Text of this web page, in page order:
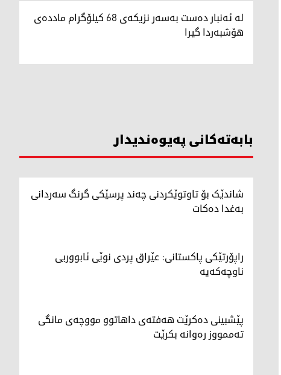
لە ئەنبار دەست بەسەر نزیکەی 68 کیلۆگرام ماددەی
هۆشبەردا گیرا
بابەتەکانی پەیوەندیدار
شاندێک بۆ تاوتوێکردنی چەند پرسێکی گرنگ سەردانی
بەغدا دەکات
راپۆرتێکی پاکستانی: عێراق پردی نوێی ئابووریی
ناوچەکەیە
پێشبینی دەکرێت هەفتەی داهاتوو مووچەی مانگی
تەممووز رەوانە بکرێت